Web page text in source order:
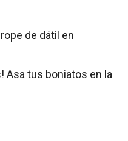
de dátil en
Asa tus boniatos en la